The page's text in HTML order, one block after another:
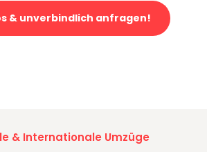
& unverbindlich anfragen!
& Internationale Umzüge